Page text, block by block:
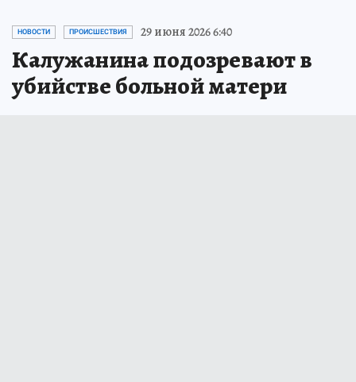
НОВОСТИ ПРОИСШЕСТВИЯ 29 июня 2026 6:40
Калужанина подозревают в
убийстве больной матери